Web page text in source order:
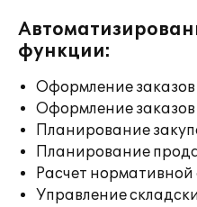
функции:
Оформление заказов
Оформление
Планирование
Планирование
Расчет нормативной
Управление